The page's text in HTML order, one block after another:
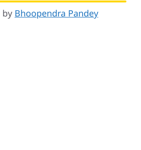
by Bhoopendra Pandey